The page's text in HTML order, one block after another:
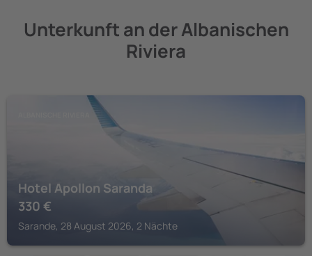
Unterkunft an der Albanischen
Riviera
Hotel Apollon Saranda
330 €
Sarande, 28 August 2026, 2 Nächte